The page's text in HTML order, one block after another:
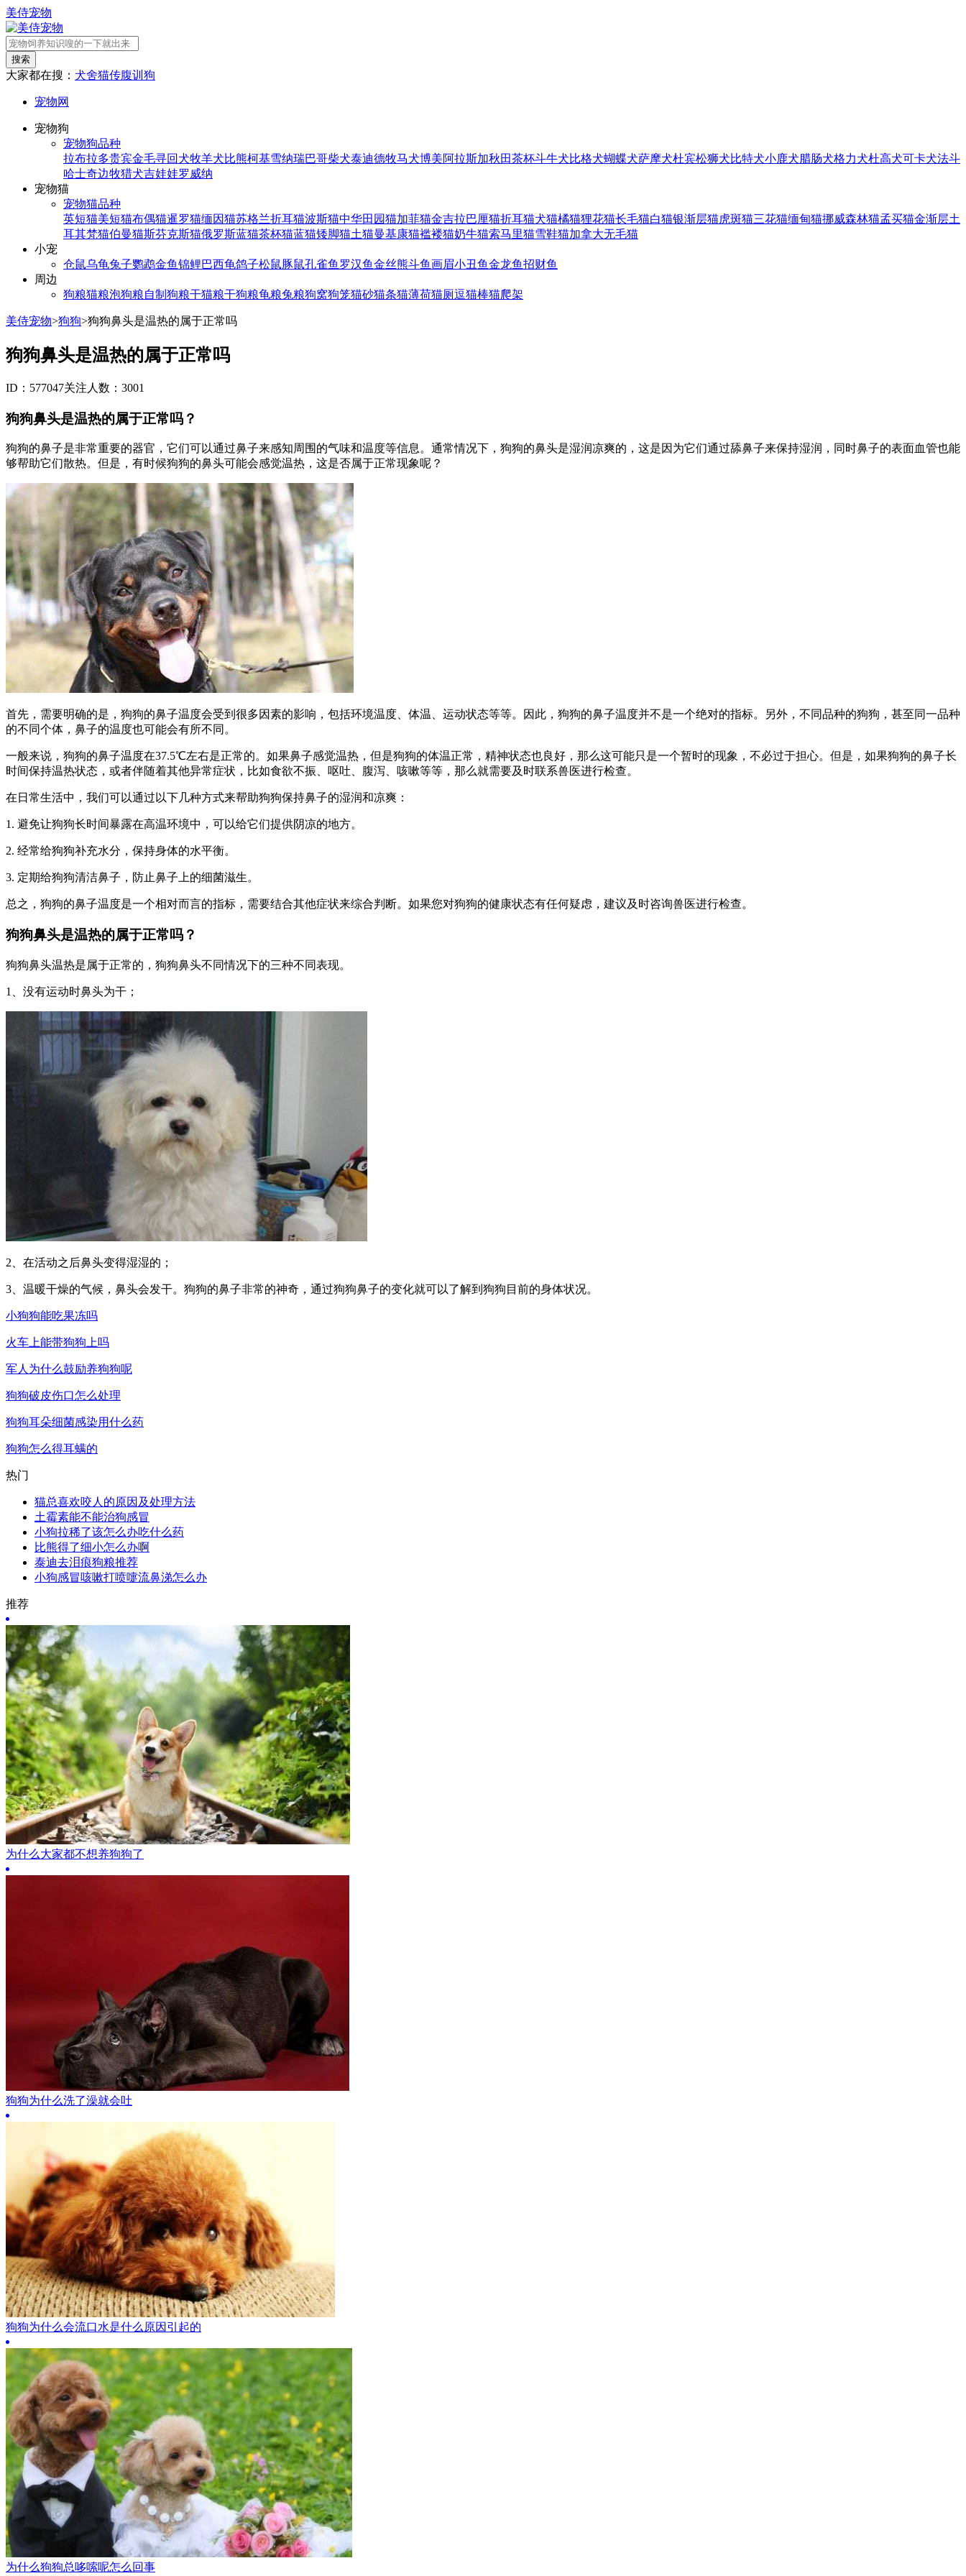
美侍宠物
搜索
大家都在搜： 犬舍猫传腹训狗
宠物网
宠物狗
宠物狗品种
拉布拉多贵宾金毛寻回犬牧羊犬比熊柯基雪纳瑞巴哥柴犬泰迪德牧马犬博美阿拉斯加秋田茶杯斗牛犬比格犬蝴蝶犬萨摩犬杜宾松狮犬比特犬小鹿犬腊肠犬格力犬杜高犬可卡犬法斗
哈士奇边牧猎犬吉娃娃罗威纳
宠物猫
宠物猫品种
英短猫美短猫布偶猫暹罗猫缅因猫苏格兰折耳猫波斯猫中华田园猫加菲猫金吉拉巴厘猫折耳猫犬猫橘猫狸花猫长毛猫白猫银渐层猫虎斑猫三花猫缅甸猫挪威森林猫孟买猫金渐层土
耳其梵猫伯曼猫斯芬克斯猫俄罗斯蓝猫茶杯猫蓝猫矮脚猫土猫曼基康猫褴褛猫奶牛猫索马里猫雪鞋猫加拿大无毛猫
小宠
仓鼠乌龟兔子鹦鹉金鱼锦鲤巴西龟鸽子松鼠豚鼠孔雀鱼 罗汉鱼金丝熊斗鱼画眉小丑鱼金龙鱼招财鱼
周边
狗粮猫粮泡狗粮自制狗粮干猫粮干狗粮龟粮兔粮狗窝狗笼猫砂猫条猫薄荷猫厕逗猫棒猫爬架
美侍宠物>狗狗>狗狗鼻头是温热的属于正常吗
狗狗鼻头是温热的属于正常吗
ID：577047关注人数：3001
狗狗鼻头是温热的属于正常吗？
狗狗的鼻子是非常重要的器官，它们可以通过鼻子来感知周围的气味和温度等信息。通常情况下，狗狗的鼻头是湿润凉爽的，这是因为它们通过舔鼻子来保持湿润，同时鼻子的表面血管也能
够帮助它们散热。但是，有时候狗狗的鼻头可能会感觉温热，这是否属于正常现象呢？
首先，需要明确的是，狗狗的鼻子温度会受到很多因素的影响，包括环境温度、体温、运动状态等等。因此，狗狗的鼻子温度并不是一个绝对的指标。另外，不同品种的狗狗，甚至同一品种
的不同个体，鼻子的温度也可能会有所不同。
一般来说，狗狗的鼻子温度在37.5℃左右是正常的。如果鼻子感觉温热，但是狗狗的体温正常，精神状态也良好，那么这可能只是一个暂时的现象，不必过于担心。但是，如果狗狗的鼻子长
时间保持温热状态，或者伴随着其他异常症状，比如食欲不振、呕吐、腹泻、咳嗽等等，那么就需要及时联系兽医进行检查。
在日常生活中，我们可以通过以下几种方式来帮助狗狗保持鼻子的湿润和凉爽：
1. 避免让狗狗长时间暴露在高温环境中，可以给它们提供阴凉的地方。
2. 经常给狗狗补充水分，保持身体的水平衡。
3. 定期给狗狗清洁鼻子，防止鼻子上的细菌滋生。
总之，狗狗的鼻子温度是一个相对而言的指标，需要结合其他症状来综合判断。如果您对狗狗的健康状态有任何疑虑，建议及时咨询兽医进行检查。
狗狗鼻头是温热的属于正常吗？
狗狗鼻头温热是属于正常的，狗狗鼻头不同情况下的三种不同表现。
1、没有运动时鼻头为干；
2、在活动之后鼻头变得湿湿的；
3、温暖干燥的气候，鼻头会发干。狗狗的鼻子非常的神奇，通过狗狗鼻子的变化就可以了解到狗狗目前的身体状况。
小狗狗能吃果冻吗
火车上能带狗狗上吗
军人为什么鼓励养狗狗呢
狗狗破皮伤口怎么处理
狗狗耳朵细菌感染用什么药
狗狗怎么得耳螨的
热门
猫总喜欢咬人的原因及处理方法
土霉素能不能治狗感冒
小狗拉稀了该怎么办吃什么药
比熊得了细小怎么办啊
泰迪去泪痕狗粮推荐
小狗感冒咳嗽打喷嚏流鼻涕怎么办
推荐
为什么大家都不想养狗狗了
狗狗为什么洗了澡就会吐
狗狗为什么会流口水是什么原因引起的
为什么狗狗总哆嗦呢怎么回事